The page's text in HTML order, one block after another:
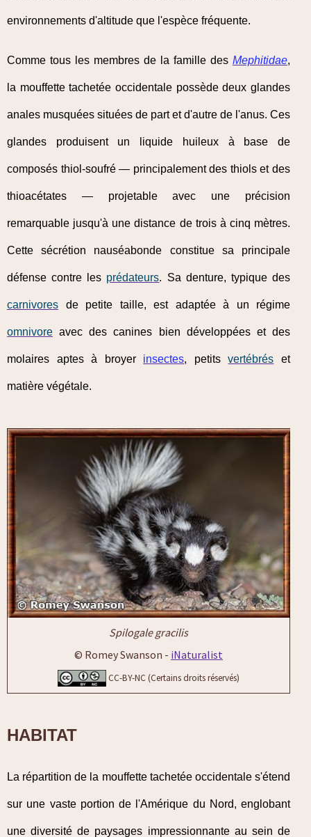
environnements d'altitude que l'espèce fréquente.
Comme tous les membres de la famille des Mephitidae,
la mouffette tachetée occidentale possède deux glandes
anales musquées situées de part et d'autre de l'anus. Ces
glandes produisent un liquide huileux à base de
composés thiol-soufré — principalement des thiols et des
thioacétates — projetable avec une précision
remarquable jusqu'à une distance de trois à cinq mètres.
Cette sécrétion nauséabonde constitue sa principale
défense contre les prédateurs. Sa denture, typique des
carnivores de petite taille, est adaptée à un régime
omnivore avec des canines bien développées et des
molaires aptes à broyer insectes, petitsvertébrés et
matière végétale.
Spilogale gracilis
© Romey Swanson - iNaturalist
CC-BY-NC (Certains droits réservés)
HABITAT
La répartition de la mouffette tachetée occidentale s'étend
sur une vaste portion de l'Amérique du Nord, englobant
une diversité de paysages impressionnante au sein de